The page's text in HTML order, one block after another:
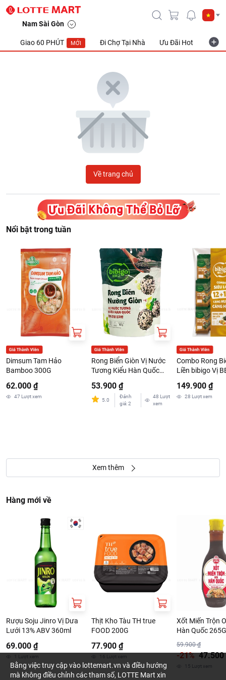
Nam Sài Gòn
Giao 60 PHÚT MỚI Đi Chợ Tại Nhà Ưu Đãi Hot
Về trang chủ
Nổi bật trong tuần
Dimsum Tam Hảo
Bamboo 300G
62.000 ₫
47 Lượt xem
Rong Biển Giòn Vị Nước
Tương Kiểu Hàn Quốc
53.900 ₫
5.0
Đánh
giá:2
48 Lượt
xem
Combo Rong
Liền bibigo Vị
149.900 ₫
28 Lượt xem
Xem thêm
Hàng mới về
Rượu Soju Jinro Vị Dưa
Lưới 13% ABV 360ml
69.000 ₫
Lượt xem
Thịt Kho Tàu TH true
FOOD 200G
77.900 ₫
16 Lượt xem
Xốt Miến Trộn
Hàn Quốc 265G
59.900 ₫
-21% 47.500
15 Lượt xem
Bằng việc truy cập vào lottemart.vn và điều hướng
mà không điều chỉnh các tham số, LOTTE Mart xin
LOTTE Mart Viet Nam